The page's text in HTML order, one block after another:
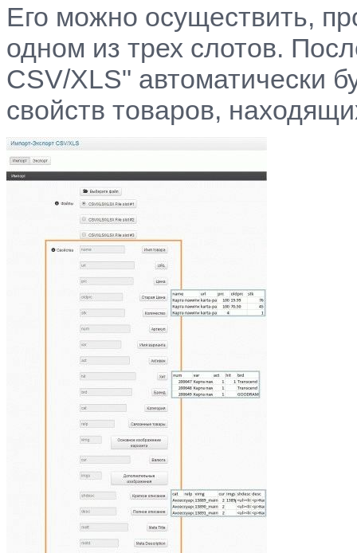
Его можно осуществить,
одном из трех слотов.
CSV/XLS" автоматически
свойств товаров,